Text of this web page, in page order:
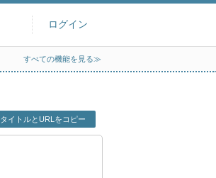
ログイン
すべての機能を見る≫
タイトルとURLをコピー